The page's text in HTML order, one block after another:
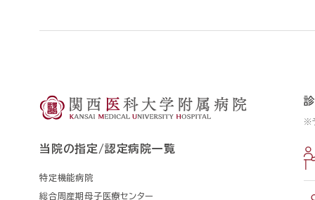
当院の指定/認定病院一覧
特定機能病院
総合周産期母子医療センター
※